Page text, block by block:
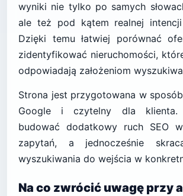
wyniki nie tylko po samych
ale też pod kątem realnej
Dzięki temu łatwiej porównać
zidentyfikować nieruchomości,
odpowiadają założeniom
Strona jest przygotowana w
Google i czytelny dla klienta.
budować dodatkowy ruch SEO
zapytań, a jednocześnie
wyszukiwania do wejścia w
Na co zwrócić uwagę przy